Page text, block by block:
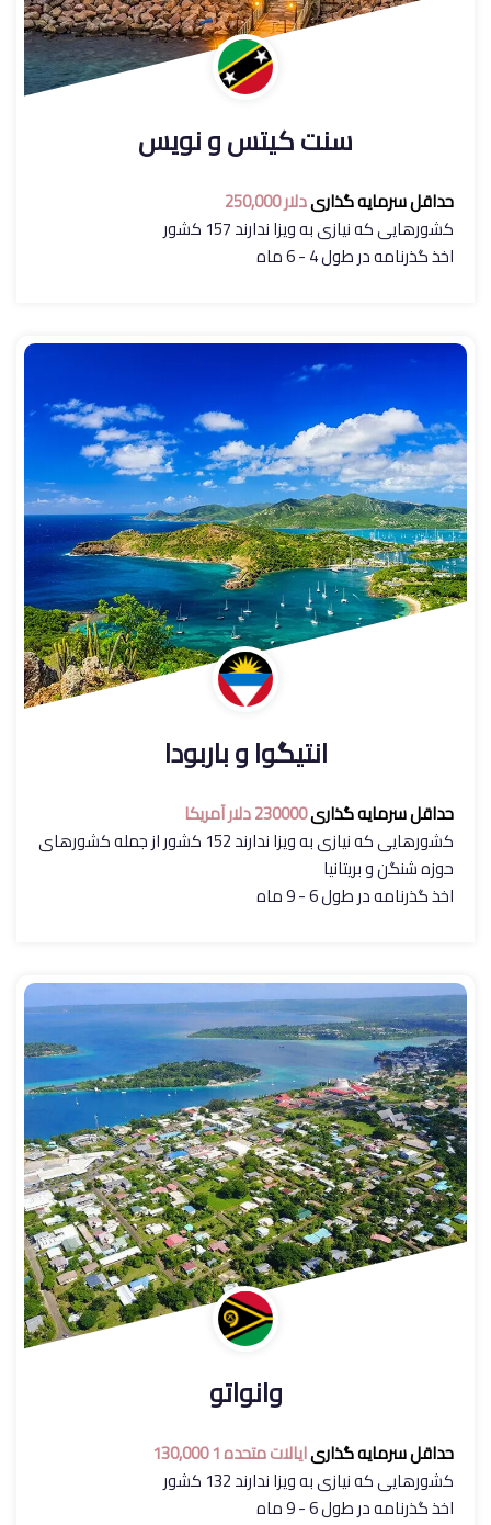
سنت کیتس و نویس
حداقل سرمایه گذاریدلار 250,000
کشورهایی که نیازی به ویزا ندارند 157 کشور
اخذ گذرنامه در طول 4 - 6 ماه
انتیگوا و باربودا
حداقل سرمایه گذاری230000 دلار آمریکا
کشورهایی که نیازی به ویزا ندارند 152 کشور از جمله کشورهای
حوزه شنگن و بریتانیا
اخذ گذرنامه در طول 6 - 9 ماه
وانواتو
حداقل سرمایه گذاریایالات متحده 1 130,000
کشورهایی که نیازی به ویزا ندارند 132 کشور
اخذ گذرنامه در طول 6 - 9 ماه